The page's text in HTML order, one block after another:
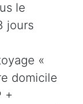
le
jours
«
domicile
+